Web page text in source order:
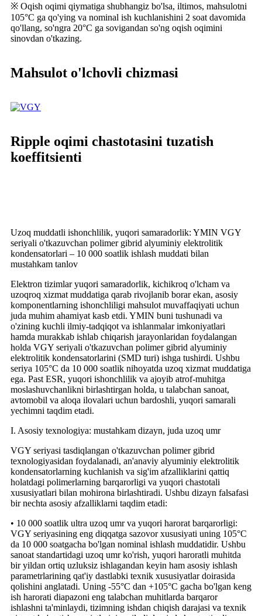
※ Oqish oqimi qiymatiga shubhangiz bo'lsa, iltimos, mahsulotni
105°C ga qo'ying va nominal ish kuchlanishini 2 soat davomida
qo'llang, so'ngra 20°C ga sovigandan so'ng oqish oqimini
sinovdan o'tkazing.
Mahsulot o'lchovli chizmasi
Ripple oqimi chastotasini tuzatish
koeffitsienti
Uzoq muddatli ishonchlilik, yuqori samaradorlik: YMIN VGY
seriyali o'tkazuvchan polimer gibrid alyuminiy elektrolitik
kondensatorlari – 10 000 soatlik ishlash muddati bilan
mustahkam tanlov
Elektron tizimlar yuqori samaradorlik, kichikroq o'lcham va
uzoqroq xizmat muddatiga qarab rivojlanib borar ekan, asosiy
komponentlarning ishonchliligi mahsulot muvaffaqiyati uchun
juda muhim ahamiyat kasb etdi. YMIN buni tushunadi va
o'zining kuchli ilmiy-tadqiqot va ishlanmalar imkoniyatlari
hamda murakkab ishlab chiqarish jarayonlaridan foydalangan
holda VGY seriyali o'tkazuvchan polimer gibrid alyuminiy
elektrolitik kondensatorlarini (SMD turi) ishga tushirdi. Ushbu
seriya 105°C da 10 000 soatlik nihoyatda uzoq xizmat muddatiga
ega. Past ESR, yuqori ishonchlilik va ajoyib atrof-muhitga
moslashuvchanlikni birlashtirgan holda, u talabchan sanoat,
avtomobil va aloqa ilovalari uchun bardoshli, yuqori samarali
yechimni taqdim etadi.
I. Asosiy texnologiya: mustahkam dizayn, juda uzoq umr
VGY seriyasi tasdiqlangan o'tkazuvchan polimer gibrid
texnologiyasidan foydalanadi, an'anaviy alyuminiy elektrolitik
kondensatorlarning kuchlanish va sig'im afzalliklarini qattiq
holatdagi polimerlarning barqarorligi va yuqori chastotali
xususiyatlari bilan mohirona birlashtiradi. Ushbu dizayn falsafasi
bir nechta asosiy afzalliklarni taqdim etadi:
• 10 000 soatlik ultra uzoq umr va yuqori harorat barqarorligi:
VGY seriyasining eng diqqatga sazovor xususiyati uning 105°C
da 10 000 soatgacha bo'lgan nominal ishlash muddatidir. Ushbu
sanoat standartidagi uzoq umr ko'rish, yuqori haroratli muhitda
bir yildan ortiq uzluksiz ishlagandan keyin ham asosiy ishlash
parametrlarining qat'iy dastlabki texnik xususiyatlar doirasida
qolishini anglatadi. Uning -55°C dan +105°C gacha bo'lgan keng
ish harorati diapazoni eng talabchan muhitlarda barqaror
ishlashni ta'minlaydi, tizimning ishdan chiqish darajasi va texnik